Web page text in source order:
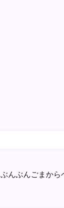
ぶんぶんごまから